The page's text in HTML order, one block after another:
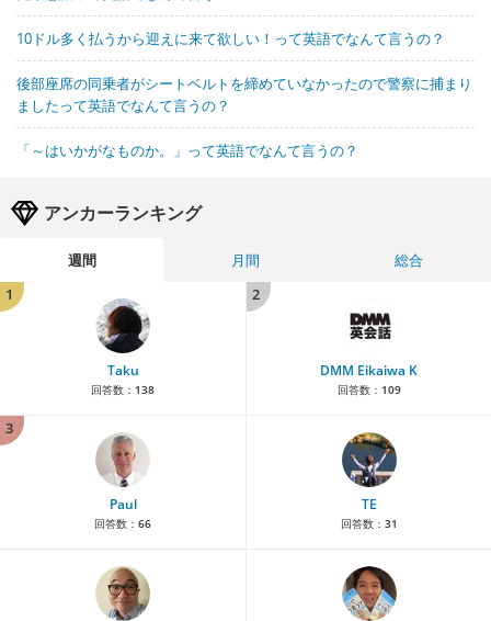
10ドル多く払うから迎えに来て欲しい！って英語でなんて言うの？
後部座席の同乗者がシートベルトを締めていなかったので警察に捕まり
ましたって英語でなんて言うの？
「～はいかがなものか。」って英語でなんて言うの？
アンカーランキング
週間 月間
総合
1
Taku
回答数： 138
2
DMM Eikaiwa K
回答数： 109
3
Paul
回答数： 66
TE
回答数： 31